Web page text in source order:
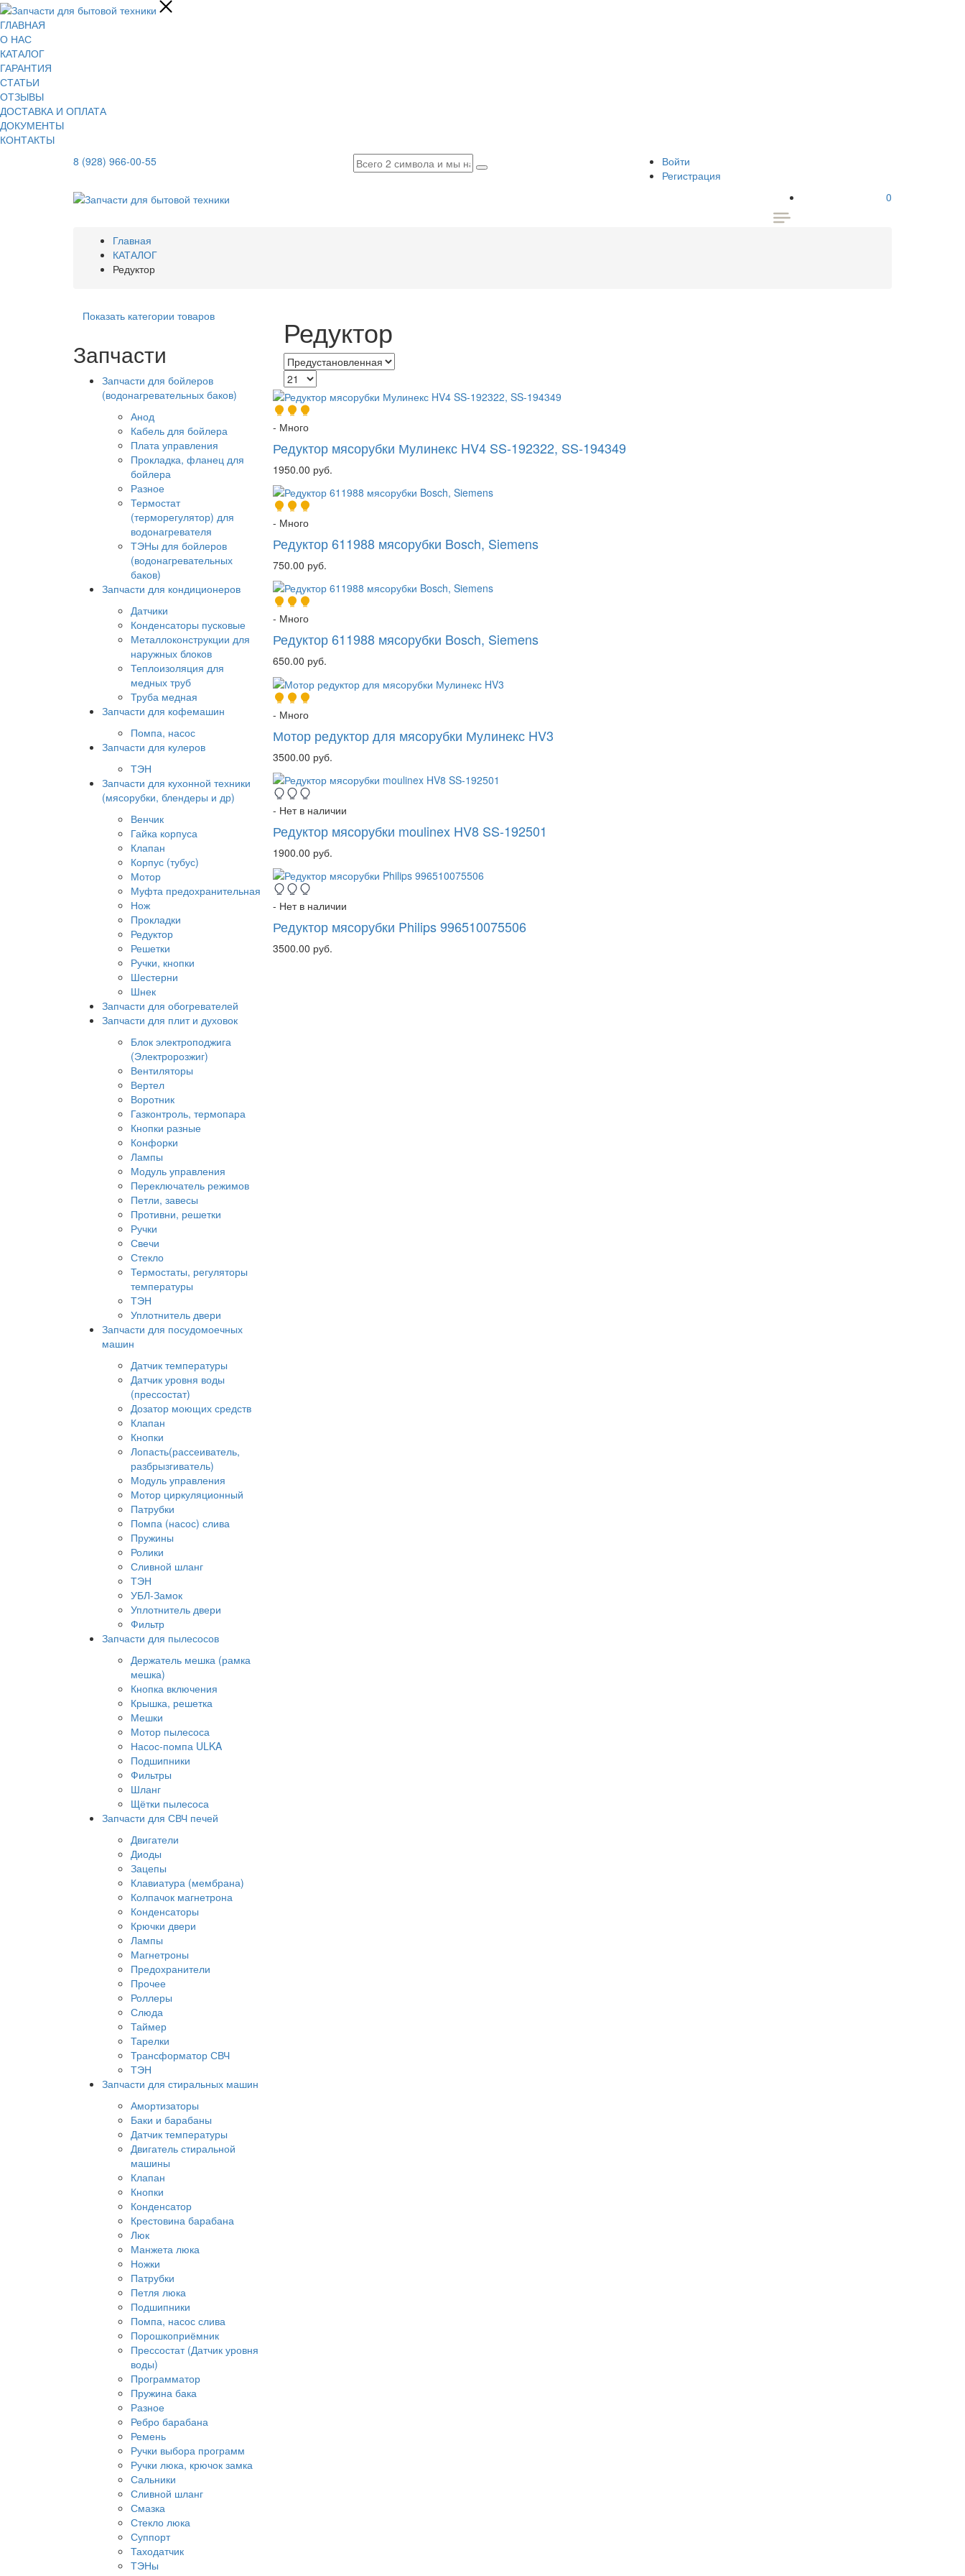
ГЛАВНАЯ
О НАС
КАТАЛОГ
ГАРАНТИЯ
СТАТЬИ
ОТЗЫВЫ
ДОСТАВКА И ОПЛАТА
ДОКУМЕНТЫ
КОНТАКТЫ
8 (928) 966-00-55
Войти
Регистрация
0
Главная
КАТАЛОГ
Редуктор
Показать категории товаров
Запчасти
Запчасти для бойлеров
(водонагревательных баков)
Анод
Кабель для бойлера
Плата управления
Прокладка, фланец для
бойлера
Разное
Термостат
(терморегулятор) для
водонагревателя
ТЭНы для бойлеров
(водонагревательных
баков)
Запчасти для кондиционеров
Датчики
Конденсаторы пусковые
Металлоконструкции для
наружных блоков
Теплоизоляция для
медных труб
Труба медная
Запчасти для кофемашин
Помпа, насос
Запчасти для кулеров
ТЭН
Запчасти для кухонной техники
(мясорубки, блендеры и др)
Венчик
Гайка корпуса
Клапан
Корпус (тубус)
Мотор
Муфта предохранительная
Нож
Прокладки
Редуктор
Решетки
Ручки, кнопки
Шестерни
Шнек
Запчасти для обогревателей
Запчасти для плит и духовок
Блок электроподжига
(Электророзжиг)
Вентиляторы
Вертел
Воротник
Газконтроль, термопара
Кнопки разные
Конфорки
Лампы
Модуль управления
Переключатель режимов
Петли, завесы
Противни, решетки
Ручки
Свечи
Стекло
Термостаты, регуляторы
температуры
ТЭН
Уплотнитель двери
Запчасти для посудомоечных
машин
Датчик температуры
Датчик уровня воды
(прессостат)
Дозатор моющих средств
Клапан
Кнопки
Лопасть(рассеиватель,
разбрызгиватель)
Модуль управления
Мотор циркуляционный
Патрубки
Помпа (насос) слива
Пружины
Ролики
Сливной шланг
ТЭН
УБЛ-Замок
Уплотнитель двери
Фильтр
Запчасти для пылесосов
Держатель мешка (рамка
мешка)
Кнопка включения
Крышка, решетка
Мешки
Мотор пылесоса
Насос-помпа ULKA
Подшипники
Фильтры
Шланг
Щётки пылесоса
Запчасти для СВЧ печей
Двигатели
Диоды
Зацепы
Клавиатура (мембрана)
Колпачок магнетрона
Конденсаторы
Крючки двери
Лампы
Магнетроны
Предохранители
Прочее
Роллеры
Слюда
Таймер
Тарелки
Трансформатор СВЧ
ТЭН
Запчасти для стиральных машин
Амортизаторы
Баки и барабаны
Датчик температуры
Двигатель стиральной
машины
Клапан
Кнопки
Конденсатор
Крестовина барабана
Люк
Манжета люка
Ножки
Патрубки
Петля люка
Подшипники
Помпа, насос слива
Порошкоприёмник
Прессостат (Датчик уровня
воды)
Программатор
Пружина бака
Разное
Ребро барабана
Ремень
Ручки выбора программ
Ручки люка, крючок замка
Сальники
Сливной шланг
Смазка
Стекло люка
Суппорт
Таходатчик
ТЭНы
Редуктор
- Много
Редуктор мясорубки Мулинекс HV4 SS-192322, SS-194349
1950.00 руб.
- Много
Редуктор 611988 мясорубки Bosch, Siemens
750.00 руб.
- Много
Редуктор 611988 мясорубки Bosch, Siemens
650.00 руб.
- Много
Мотор редуктор для мясорубки Мулинекс HV3
3500.00 руб.
- Нет в наличии
Редуктор мясорубки moulinex HV8 SS-192501
1900.00 руб.
- Нет в наличии
Редуктор мясорубки Philips 996510075506
3500.00 руб.